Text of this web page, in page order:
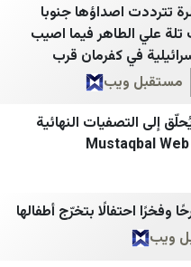
Hürriyet
Hürriyet Gazetecilik
Mezopotamya Ajansı
Mynet
NTV
SOLTV
جنوبا
فيما اصيب
قرب
النهائية
بتخرّج أطفالها